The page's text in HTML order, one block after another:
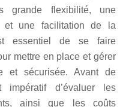
grande flexibilité, une
et une facilitation de la
essentiel de se faire
mettre en place et gérer
et sécurisée. Avant de
d’évaluer les
ainsi que les coûts